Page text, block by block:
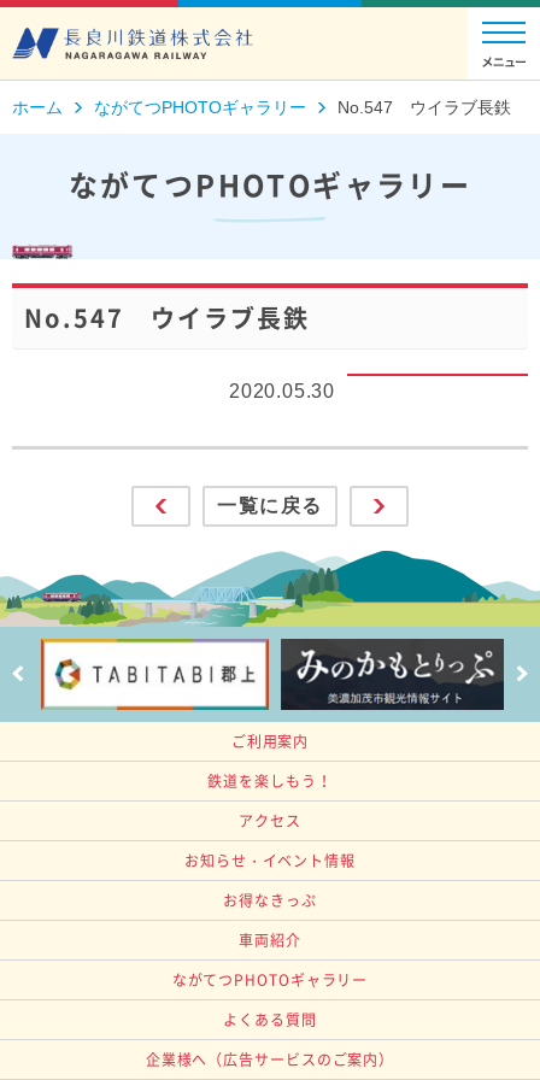
ホーム ながてつPHOTOギャラリー No.547 ウイラブ長鉄
ながてつPHOTOギャラリー
No.547 ウイラブ長鉄
2020.05.30
一覧に戻る
ご利用案内
鉄道を楽しもう！
アクセス
お知らせ・イベント情報
お得なきっぷ
車両紹介
ながてつPHOTOギャラリー
よくある質問
企業様へ （広告サービスのご案内）